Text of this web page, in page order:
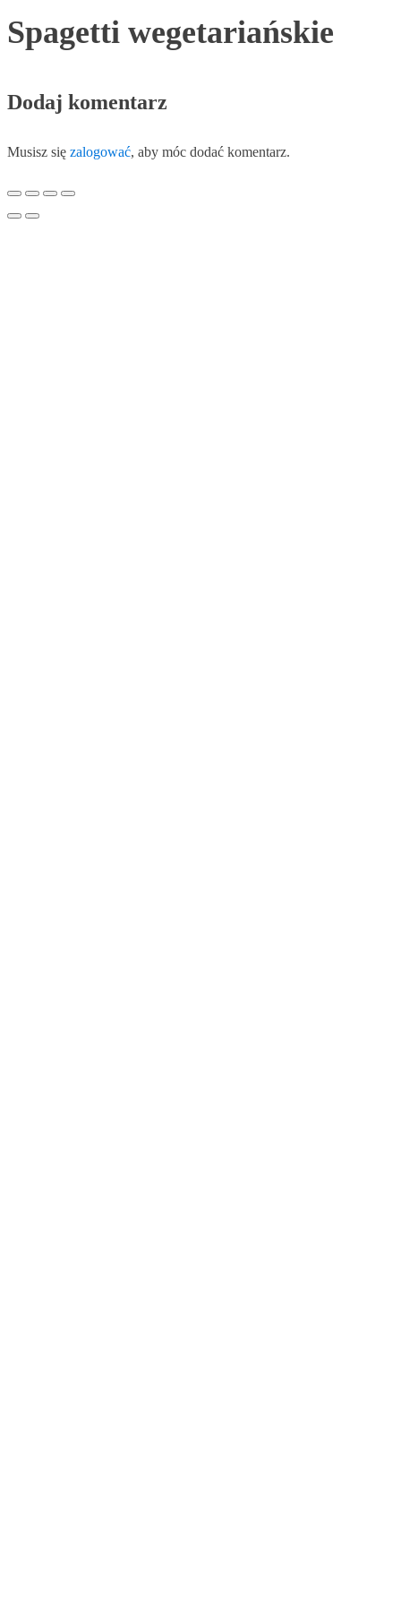
Spagetti wegetariańskie
Dodaj komentarz
Musisz się zalogować, aby móc dodać komentarz.